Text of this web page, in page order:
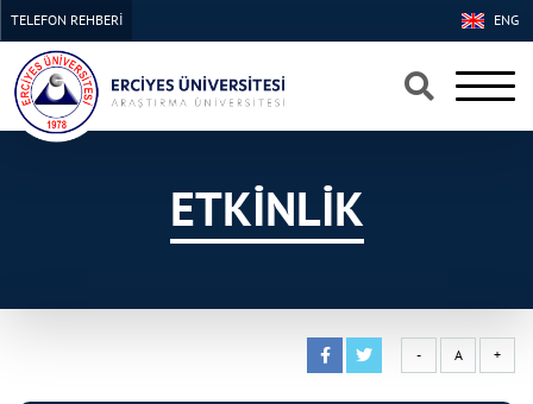
×
×
ENG
TELEFON REHBERİ
ETKİNLİK
- A +